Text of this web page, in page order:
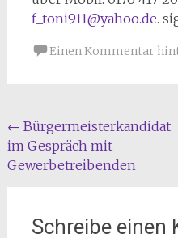
f_toni911@yahoo.de.
Einen Kommentar
Beitragsnavigation
← Bürgermeisterkandidat
im Gespräch mit
Gewerbetreibenden
Schreibe einen